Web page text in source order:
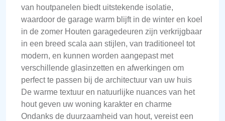
van houtpanelen biedt uitstekende isolatie,
waardoor de garage warm blijft in de winter en koel
in de zomer Houten garagedeuren zijn verkrijgbaar
in een breed scala aan stijlen, van traditioneel tot
modern, en kunnen worden aangepast met
verschillende glasinzetten en afwerkingen om
perfect te passen bij de architectuur van uw huis
De warme textuur en natuurlijke nuances van het
hout geven uw woning karakter en charme
Ondanks de duurzaamheid van hout, vereist een